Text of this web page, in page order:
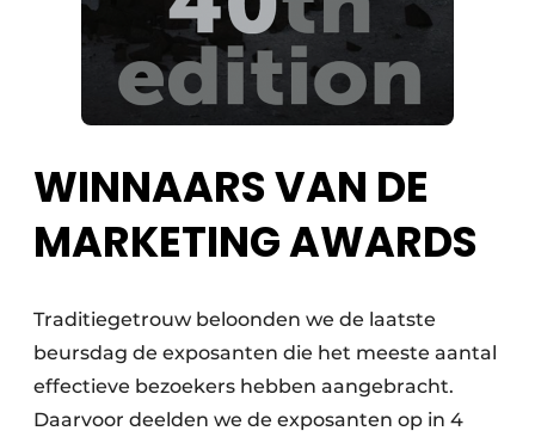
Glasrecyclage
Houtafval
Kunststofafval
Medisch afval
Metaalrecyclage
Textielrecyclage
WINNAARS VAN DE
MARKETING AWARDS
Traditiegetrouw beloonden we de laatste
beursdag de exposanten die het meeste aantal
effectieve bezoekers hebben aangebracht.
Daarvoor deelden we de exposanten op in 4